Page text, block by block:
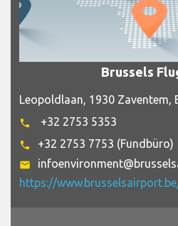
Brussels
Leopoldlaan, 1930 Zaventem,
phone +32 2753 5353
phone +32 2753 7753 (Fundbüro)
email
https://